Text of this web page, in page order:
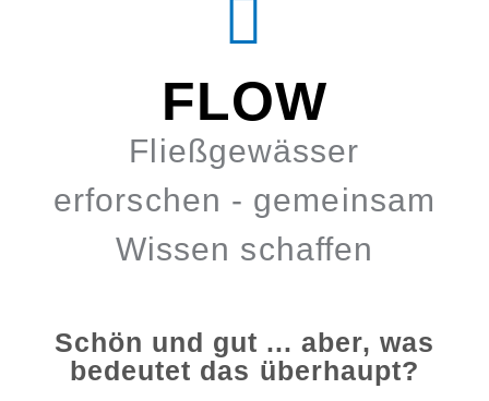
FLOW
Fließgewässer
erforschen - gemeinsam
Wissen schaffen
Schön und gut ... aber, was
bedeutet das überhaupt?